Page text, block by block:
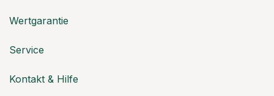
Wertgarantie
Service
Kontakt & Hilfe